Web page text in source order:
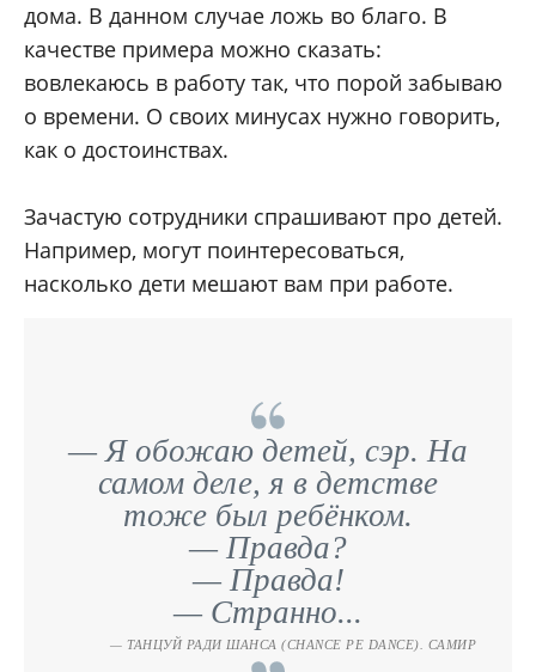
дома. В данном случае ложь во благо. В
качестве примера можно сказать:
вовлекаюсь в работу так, что порой забываю
о времени. О своих минусах нужно говорить,
как о достоинствах.
Зачастую сотрудники спрашивают про детей.
Например, могут поинтересоваться,
насколько дети мешают вам при работе.
— Я обожаю детей, сэр. На
самом деле, я в детстве
тоже был ребёнком.
— Правда?
— Правда!
— Странно...
ТАНЦУЙ РАДИ ШАНСА (CHANCE PE DANCE). САМИР